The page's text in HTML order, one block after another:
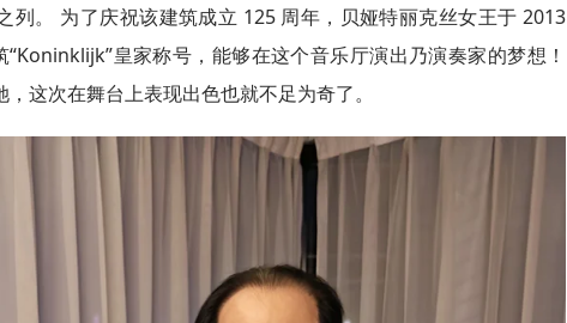
列。 为了庆祝该建筑成立 125 周年，贝娅特丽克丝女王于 2013
皇家称号，能够在这个音乐厅演出乃演奏家的梦想！
这次在舞台上表现出色也就不足为奇了。